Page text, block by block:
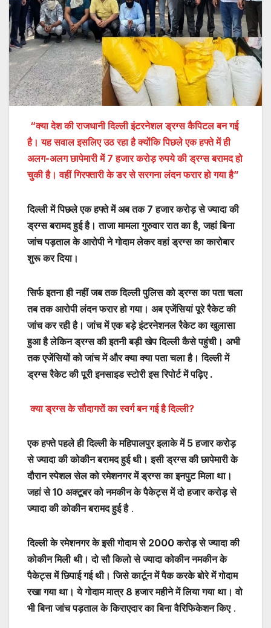
“क्या देश की राजधानी दिल्ली इंटरनेशल ड्रग्स कैपिटल बन गई
है। यह सवाल इसलिए उठ रहा है क्योंकि पिछले एक हफ्ते में ही
अलग-अलग छापेमारी में 7 हजार करोड़ रुपये की ड्रग्स बरामद हो
चुकी है। वहीं गिरफ्तारी के डर से सरगना लंदन फरार हो गया है”
दिल्ली में पिछले एक हफ्ते में अब तक 7 हजार करोड़ से ज्यादा की
ड्रग्स बरामद हुई है। ताजा मामला गुरुवार रात का है, जहां बिना
जांच पड़ताल के आरोपी ने गोदाम लेकर वहां ड्रग्स का कारोबार
शुरू कर दिया।
सिर्फ इतना ही नहीं जब तक दिल्ली पुलिस को ड्रग्स का पता चला
तब तक आरोपी लंदन फरार हो गया। अब एजेंसियां पूरे रैकेट की
जांच कर रही है। जांच में एक बड़े इंटरनेशनल रैकेट का खुलासा
हुआ है लेकिन ड्रग्स की इतनी बड़ी खेप दिल्ली कैसे पहुंची। अभी
तक एजेंसियों को जांच में और क्या क्या पता चला है। दिल्ली में
ड्रग्स रैकेट की पूरी इनसाइड स्टोरी इस रिपोर्ट में पढ़िए .
क्या ड्रग्स के सौदागरों का स्वर्ग बन गई है दिल्ली?
एक हफ्ते पहले ही दिल्ली के महिपालपुर इलाके में 5 हजार करोड़
से ज्यादा की कोकीन बरामद हुई थी। इसी ड्रग्स की छापेमारी के
दौरान स्पेशल सेल को रमेशनगर में ड्रग्स का इनपुट मिला था।
जहां से 10 अक्टूबर को नमकीन के पैकेट्स में दो हजार करोड़ से
ज्यादा की कोकीन बरामद हुई है.
दिल्ली के रमेशनगर के इसी गोदाम से 2000 करोड़ से ज्यादा की
कोकीन मिली थी। दो सौ किलो से ज्यादा कोकीन नमकीन के
पैकेट्स में छिपाई गई थी। जिसे कार्टून में पैक करके बोरे में गोदाम
रखा गया था। ये गोदाम मात्र 8 हजार महीने में लिया गया था। वो
भी बिना जांच पड़ताल के किराएदार का बिना वैरिफिकेशन किए.